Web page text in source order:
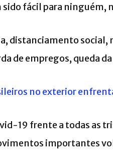
fácil para ninguém,
distanciamento social,
de empregos, queda
no exterior
19 frente a todas as
importantes